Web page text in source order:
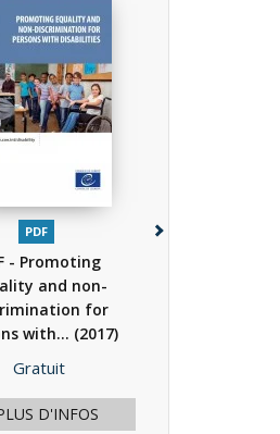
PDF
- Promoting
and non-
for
with... (2017)
Prix
Gratuit
D'INFOS